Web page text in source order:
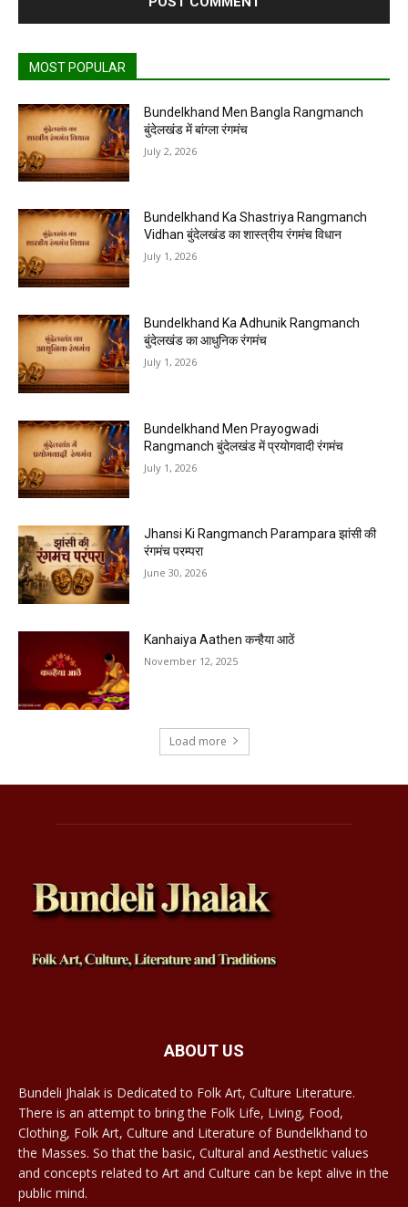
MOST POPULAR
Bundelkhand Men Bangla Rangmanch
बुंदेलखंड में बांग्ला रंगमंच
July 2, 2026
Bundelkhand Ka Shastriya Rangmanch
Vidhan बुंदेलखंड का शास्त्रीय रंगमंच विधान
July 1, 2026
Bundelkhand Ka Adhunik Rangmanch
बुंदेलखंड का आधुनिक रंगमंच
July 1, 2026
Bundelkhand Men Prayogwadi
Rangmanch बुंदेलखंड में प्रयोगवादी रंगमंच
July 1, 2026
Jhansi Ki Rangmanch Parampara झांसी की
रंगमंच परम्परा
June 30, 2026
Kanhaiya Aathen कन्हैया आठें
November 12, 2025
Load more
ABOUT US
Bundeli Jhalak is Dedicated to Folk Art, Culture Literature.
There is an attempt to bring the Folk Life, Living, Food,
Clothing, Folk Art, Culture and Literature of Bundelkhand to
the Masses. So that the basic, Cultural and Aesthetic values
and concepts related to Art and Culture can be kept alive in the
public mind.